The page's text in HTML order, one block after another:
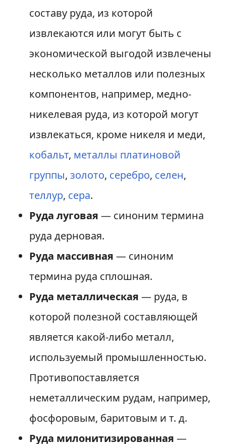
составу руда, из которой
извлекаются или могут быть с
экономической выгодой извлечены
несколько металлов или полезных
компонентов, например, медно-
никелевая руда, из которой могут
извлекаться, кроме никеля и меди,
кобальт, металлы платиновой
группы, золото, серебро, селен,
теллур, сера.
Руда луговая — синоним термина
руда дерновая.
Руда массивная — синоним
термина руда сплошная.
Руда металлическая — руда, в
которой полезной составляющей
является какой-либо металл,
используемый промышленностью.
Противопоставляется
неметаллическим рудам, например,
фосфоровым, баритовым и т. д.
Руда милонитизированная —